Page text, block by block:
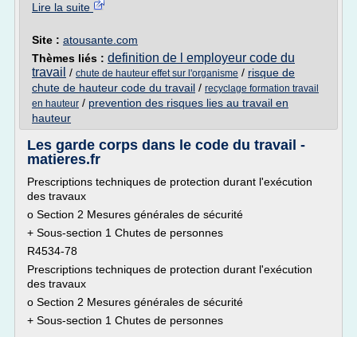
Lire la suite
Site : atousante.com
Thèmes liés : definition de l employeur code du
travail / chute de hauteur effet sur l'organisme / risque de
chute de hauteur code du travail / recyclage formation travail
en hauteur / prevention des risques lies au travail en
hauteur
Les garde corps dans le code du travail -
matieres.fr
Prescriptions techniques de protection durant l'exécution
des travaux
o Section 2 Mesures générales de sécurité
+ Sous-section 1 Chutes de personnes
R4534-78
Prescriptions techniques de protection durant l'exécution
des travaux
o Section 2 Mesures générales de sécurité
+ Sous-section 1 Chutes de personnes